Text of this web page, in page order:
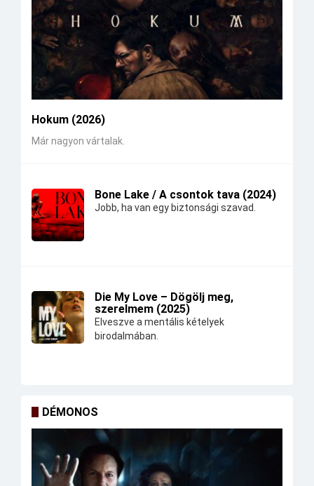
Hokum (2026)
Már nagyon vártalak.
Bone Lake / A csontok tava (2024)
Jobb, ha van egy biztonsági szavad.
Die My Love – Dögölj meg,
szerelmem (2025)
Elveszve a mentális kételyek
birodalmában.
DÉMONOS